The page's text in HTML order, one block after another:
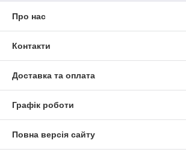
Про нас
Контакти
Доставка та оплата
Графік роботи
Повна версія сайту